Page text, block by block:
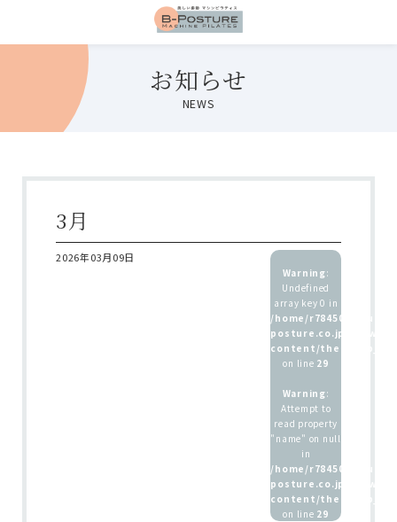
養成講座 / 採用情報
お知らせ
NEWS
3月
2026年03月09日
Warning:
Undefined
array key 0 in
/home/r7845083/
posture.co.jp/wp/wp-
content/themes/
on line 29
Warning:
Attempt to
read property
"name" on null
in
/home/r7845083/
posture.co.jp/wp/wp-
content/themes/
on line 29